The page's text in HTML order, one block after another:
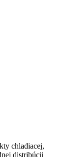
chladiacej,
distribúcii